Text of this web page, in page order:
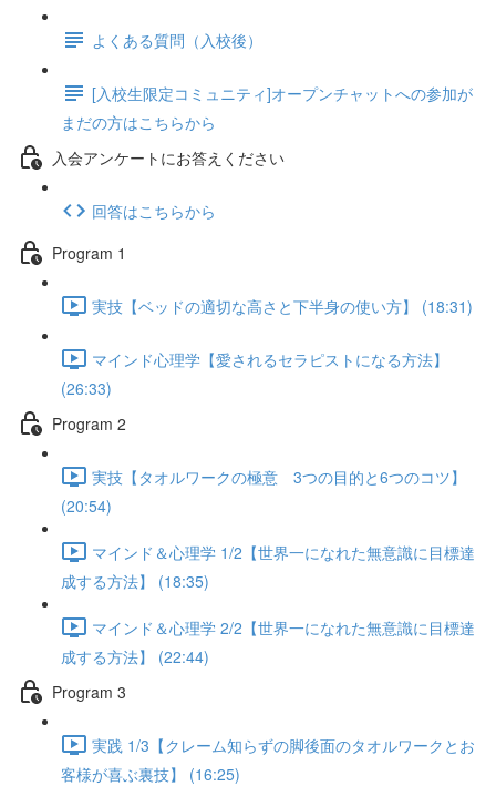
よくある質問（入校後）
[入校生限定コミュニティ]オープンチャットへの参加が
まだの方はこちらから
入会アンケートにお答えください
回答はこちらから
Program 1
実技【ベッドの適切な高さと下半身の使い方】 (18:31)
マインド心理学【愛されるセラピストになる方法】
(26:33)
Program 2
実技【タオルワークの極意 3つの目的と6つのコツ】
(20:54)
マインド＆心理学 1/2【世界一になれた無意識に目標達
成する方法】 (18:35)
マインド＆心理学 2/2【世界一になれた無意識に目標達
成する方法】 (22:44)
Program 3
実践 1/3【クレーム知らずの脚後面のタオルワークとお
客様が喜ぶ裏技】 (16:25)